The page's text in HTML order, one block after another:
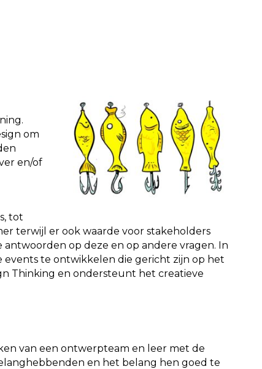
om
en/of
tot
terwijl er ook waarde voor stakeholders
op deze en op andere vragen. In
te ontwikkelen die gericht zijn op het
Thinking en ondersteunt het creatieve
van een ontwerpteam en leer met de
en het belang hen goed te